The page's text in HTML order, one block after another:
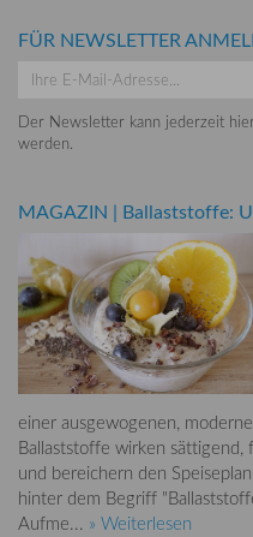
FÜR NEWSLETTER
Der Newsletter kann jederzeit
werden.
MAGAZIN | Ballaststoffe:
einer ausgewogenen,
Ballaststoffe wirken
und bereichern den
hinter dem Begriff
Aufme... » Weiterlesen